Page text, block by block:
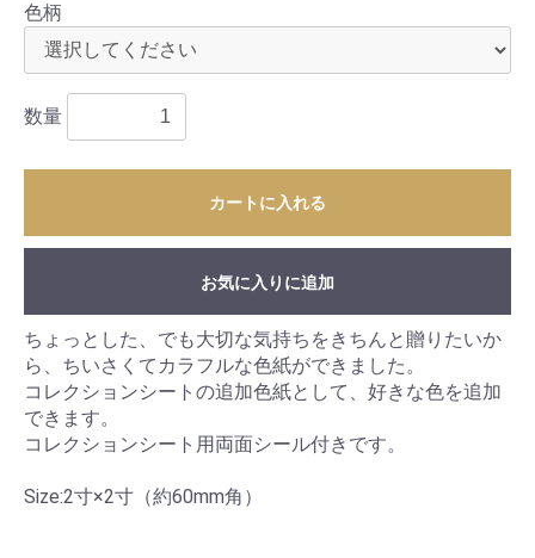
色柄
数量
カートに入れる
お気に入りに追加
ちょっとした、でも大切な気持ちをきちんと贈りたいか
ら、ちいさくてカラフルな色紙ができました。
コレクションシートの追加色紙として、好きな色を追加
できます。
コレクションシート用両面シール付きです。
Size:2寸×2寸（約60mm角）